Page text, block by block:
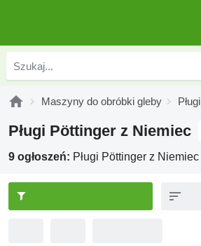
Maszyny do obróbki gleby Pługi
Pługi Pöttinger z Niemiec
9 ogłoszeń: Pługi Pöttinger z Niemiec